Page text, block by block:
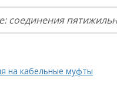
соединения
на кабельные муфты